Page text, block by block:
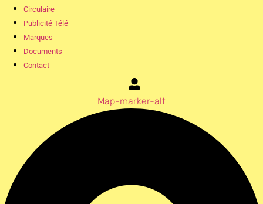
Circulaire
Publicité Télé
Marques
Documents
Contact
Map-marker-alt